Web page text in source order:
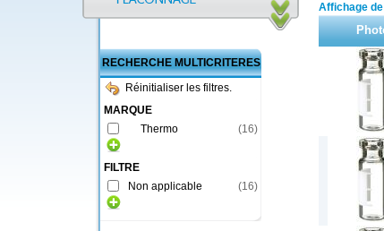
RECHERCHE MULTICRITERES
Réinitialiser les filtres.
MARQUE
Thermo
(16)
FILTRE
Non applicable
(16)
Affichage de